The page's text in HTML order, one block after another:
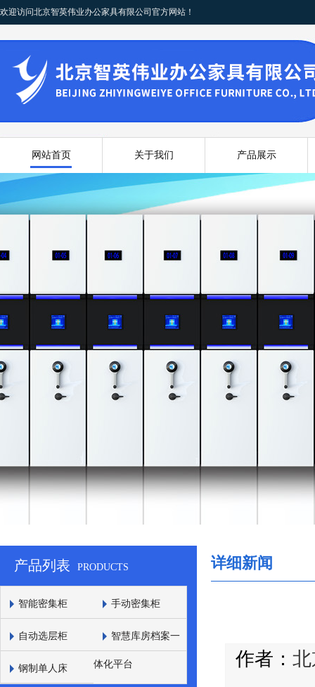
欢迎访问北京智英伟业办公家具有限公司官方网站！
网站首页 关于我们 产品展示
产品列表 PRODUCTS
智能密集柜 手动密集柜
自动选层柜 智慧库房档案一
体化平台
钢制单人床
详细新闻
作者：